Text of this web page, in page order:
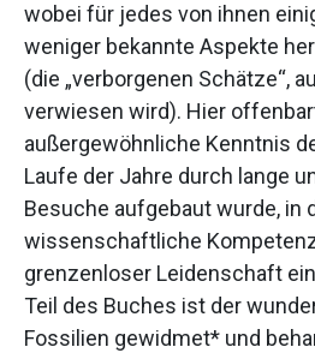
wobei für jedes von ihnen
weniger bekannte Aspekte
(die „verborgenen Schätze“,
verwiesen wird). Hier
außergewöhnliche Kenntnis
Laufe der Jahre durch lange
Besuche aufgebaut wurde, in
wissenschaftliche
grenzenloser Leidenschaft
Teil des Buches ist der
Fossilien gewidmet* und